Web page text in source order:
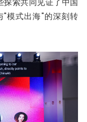
模式出海"的深刻转